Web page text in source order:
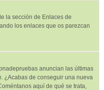
la sección de Enlaces de
los enlaces que os parezcan
anuncian las últimas
¿Acabas de conseguir una nueva
aquí de qué se trata,